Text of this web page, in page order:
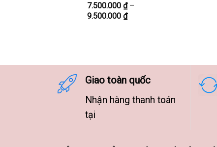
9.500.000 ₫
7.500.000 ₫ –
9.500.000 ₫Khoảng
9.500.000 ₫
Giao toàn quốc
Nhận hàng thanh toán
tại